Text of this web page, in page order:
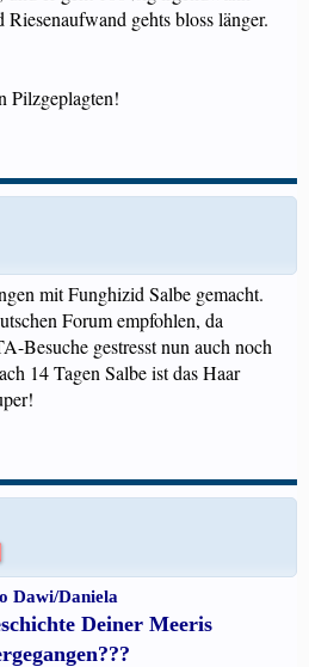
gehts bloss länger.
Pilzgeplagten!
mit Funghizid Salbe gemacht.
Forum empfohlen, da
Besuche gestresst nun auch noch
14 Tagen Salbe ist das Haar
Dawi/Daniela
Deiner Meeris